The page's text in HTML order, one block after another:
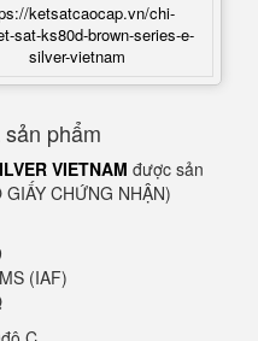
ketsatcaocap.vn/chi-
sat-ks80d-brown-series-e-
silver-vietnam
phẩm
VIETNAM được sản
CHỨNG NHẬN)
(IAF)